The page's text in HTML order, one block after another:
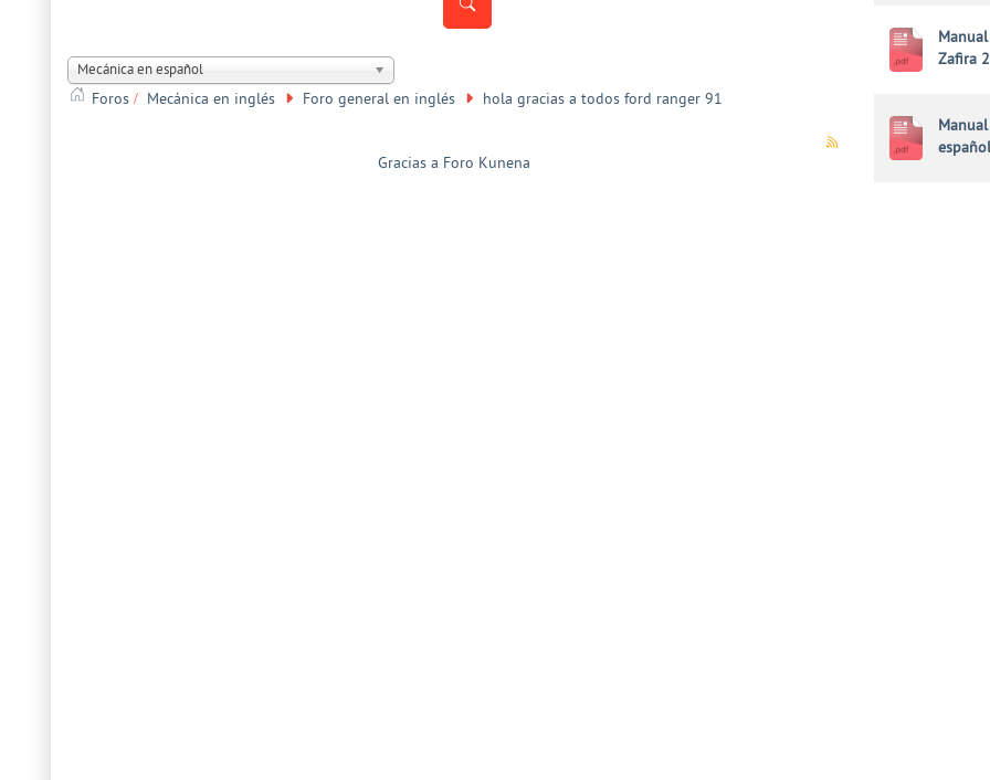
Mecánica en español
Foros Mecánica en inglés Foro general en inglés hola gracias a todos ford ranger 91
Gracias a Foro Kunena
Zafira